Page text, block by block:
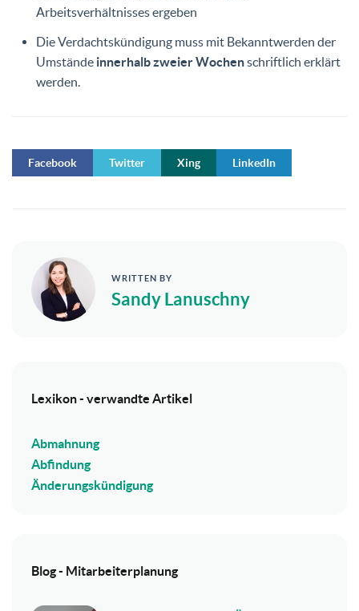
Arbeitsverhältnisses ergeben
Die Verdachtskündigung muss mit Bekanntwerden der
Umstände innerhalb zweier Wochenschriftlich erklärt
werden.
Facebook Twitter Xing LinkedIn
WRITTEN BY
Sandy Lanuschny
Lexikon - verwandte Artikel
Abmahnung
Abfindung
Änderungskündigung
Blog - Mitarbeiterplanung